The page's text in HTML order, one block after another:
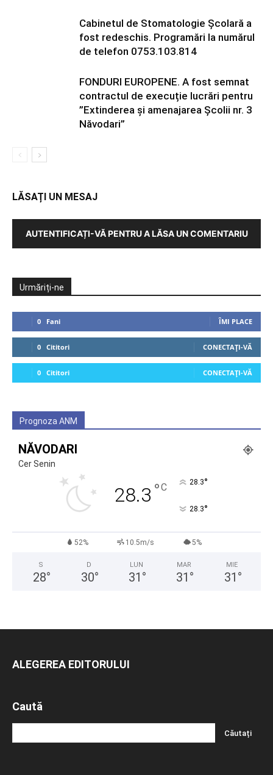
Cabinetul de Stomatologie Școlară a
fost redeschis. Programări la numărul
de telefon 0753.103.814
FONDURI EUROPENE. A fost semnat
contractul de execuție lucrări pentru
”Extinderea și amenajarea Școlii nr. 3
Năvodari”
LĂSAȚI UN MESAJ
AUTENTIFICAȚI-VĂ PENTRU A LĂSA UN COMENTARIU
Urmăriți-ne
0 Fani ÎMI PLACE
0 Cititori CONECTAȚI-VĂ
0 Cititori CONECTAȚI-VĂ
Prognoza ANM
NĂVODARI
Cer Senin
28.3 °C 28.3°
28.3°
52% 10.5m/s 5%
S
28°
D
30°
LUN
31 °
MAR
31 °
MIE
31 °
ALEGEREA EDITORULUI
Caută